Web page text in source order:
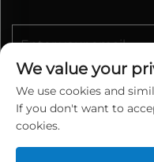
We value your
We use cookies and
If you don't want to
cookies.